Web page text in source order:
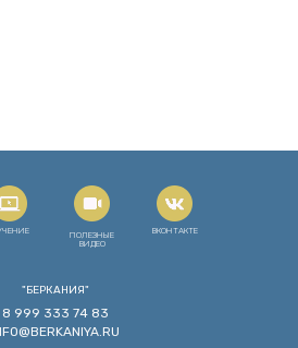
ПОЛЕЗНЫЕ
ВИДЕО
ВКОНТАКТЕ
8 999 333 74 83
"БЕРКАНИЯ"